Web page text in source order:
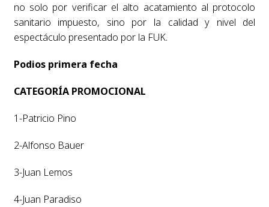
no solo por verificar el alto acatamiento al protocolo
sanitario impuesto, sino por la calidad y nivel del
espectáculo presentado por la FUK.
Podios primera fecha
CATEGORÍA PROMOCIONAL
1-Patricio Pino
2-Alfonso Bauer
3-Juan Lemos
4-Juan Paradiso